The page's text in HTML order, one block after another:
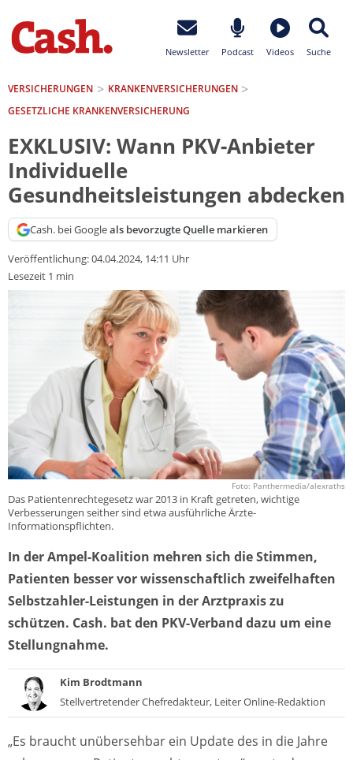
Newsletter Podcast Videos Suche
VERSICHERUNGEN
KRANKEN­VERSICHERUNGEN
GESETZLICHE KRANKENVERSICHERUNG
EXKLUSIV: Wann PKV-Anbieter
Individuelle
Gesundheitsleistungen abdecken
Cash. bei Googleals bevorzugte Quelle markieren
Veröffentlichung:04.04.2024, 14:11 Uhr
Lesezeit 1 min
Foto: Panthermedia/alexraths
Das Patientenrechtegesetz war 2013 in Kraft getreten, wichtige
Verbesserungen seither sind etwa ausführliche Ärzte-
Informationspflichten.
In der Ampel-Koalition mehren sich die Stimmen,
Patienten besser vor wissenschaftlich zweifelhaften
Selbstzahler-Leistungen in der Arztpraxis zu
schützen. Cash. bat den PKV-Verband dazu um eine
Stellungnahme.
Kim Brodtmann
Stellvertretender Chefredakteur, Leiter Online-Redaktion
„Es braucht unübersehbar ein Update des in die Jahre